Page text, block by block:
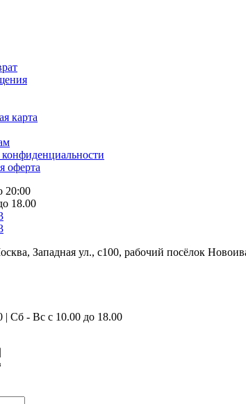
карта
оферта
20:00
18.00
Западная ул., с100, рабочий посёлок
| Сб - Вс с 10.00 до 18.00